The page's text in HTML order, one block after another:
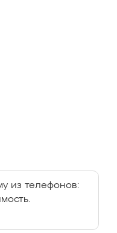
из телефонов: